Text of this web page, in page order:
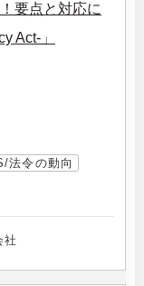
要点と対応に
Act-」
法令の動向
社